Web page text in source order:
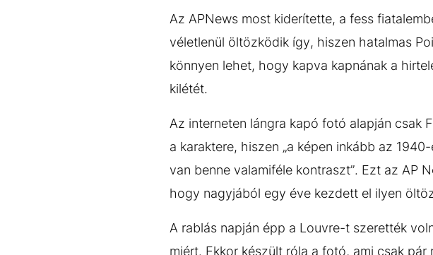
Az APNews most kiderítette, a fess
véletlenül öltözködik így, hiszen hatalmas
könnyen lehet, hogy kapva kapnának a
kilétét.
Az interneten lángra kapó fotó alapján csak
a karaktere, hiszen „a képen inkább az
van benne valamiféle kontraszt”. Ezt az AP
hogy nagyjából egy éve kezdett el ilyen
A rablás napján épp a Louvre-t szerették
miért. Ekkor készült róla a fotó, ami csak